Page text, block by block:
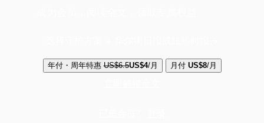
年付・周年特惠 US$6.5US$4/月 月付 US$8/月